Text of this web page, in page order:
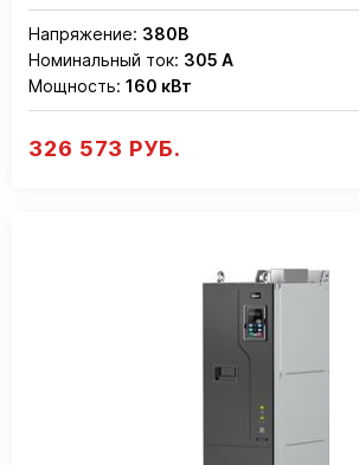
Напряжение: 380В
Номинальный ток: 305 А
Мощность: 160 кВт
326 573 РУБ.